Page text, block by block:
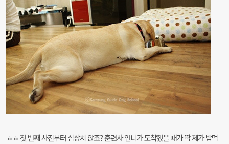
ㅎㅎ 첫 번째 사진부터 심상치 않죠? 훈련사 언니가 도착했을 때가 딱 제가 밥먹